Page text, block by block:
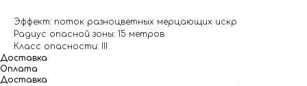
Эффект: поток разноцветных мерцающих искр
Радиус опасной зоны: 15 метров
Класс опасности: III
Доставка
Оплата
Доставка